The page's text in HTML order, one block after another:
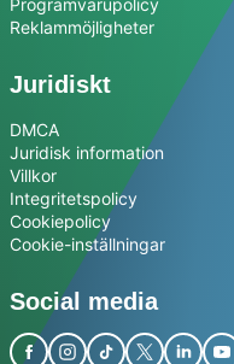
Programvarupolicy
Reklammöjligheter
Juridiskt
DMCA
Juridisk information
Villkor
Integritetspolicy
Cookiepolicy
Cookie-inställningar
Social media